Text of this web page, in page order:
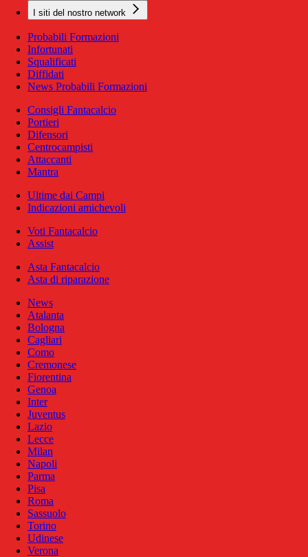
I siti del nostro network
Probabili Formazioni
Infortunati
Squalificati
Diffidati
News Probabili Formazioni
Consigli Fantacalcio
Portieri
Difensori
Centrocampisti
Attaccanti
Mantra
Ultime dai Campi
Indicazioni amichevoli
Voti Fantacalcio
Assist
Asta Fantacalcio
Asta di riparazione
News
Atalanta
Bologna
Cagliari
Como
Cremonese
Fiorentina
Genoa
Inter
Juventus
Lazio
Lecce
Milan
Napoli
Parma
Pisa
Roma
Sassuolo
Torino
Udinese
Verona